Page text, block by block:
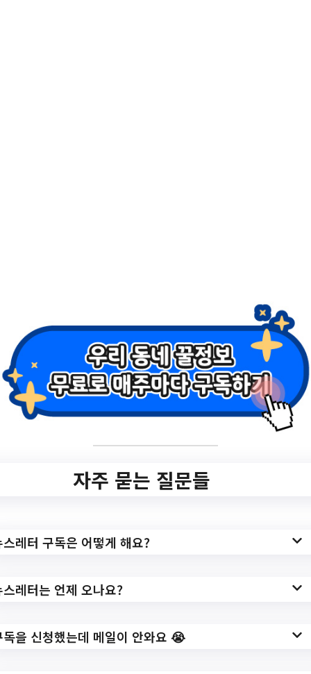
년 서울시 구립여성
합창단 합창대전
✅ 지원 소식 상세 보기 ▼
https://www.hometip.so/bridge/[타재단소
전/?
합창대전?
작성일: 2023-10-20 ~
자주 묻는 질문들
스레터 구독은 어떻게 해요?
스레터는 언제 오나요?
독을 신청했는데 메일이 안와요 😭